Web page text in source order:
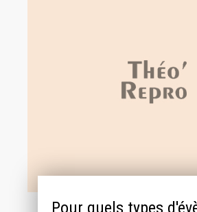
Pour quels types